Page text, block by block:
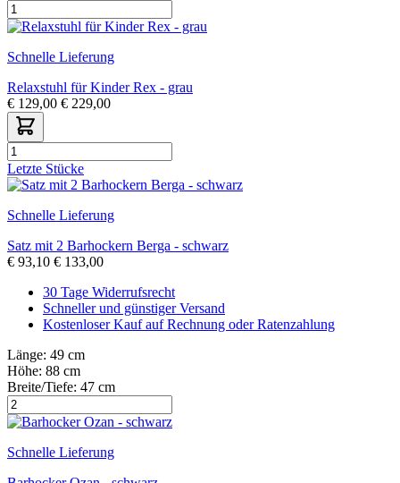
Schnelle Lieferung
Relaxstuhl für Kinder Rex - grau
€ 129,00 € 229,00
Letzte Stücke
Schnelle Lieferung
Satz mit 2 Barhockern Berga - schwarz
€ 93,10 € 133,00
30 Tage Widerrufsrecht
Schneller und günstiger Versand
Kostenloser Kauf auf Rechnung oder Ratenzahlung
Länge: 49 cm
Höhe: 88 cm
Breite/Tiefe: 47 cm
Schnelle Lieferung